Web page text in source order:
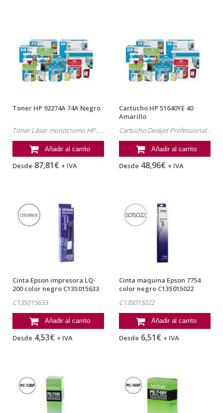
Toner HP 92274A 74A Negro
Tóner Láser monocromo HP , referencia: 92274A
Añadir al carrito
Desde 87,81€ + IVA
Cartucho HP 51640YE 40
Amarillo
Cartucho Deskjet Professional HP , referencia: 51640YE
Añadir al carrito
Desde 48,96€ + IVA
Cinta Epson impresora LQ-
200 color negro C13S015633
C13S015633
Añadir al carrito
Desde 4,53€ + IVA
Cinta maquina Epson 7754
color negro C13S015022
C13S015022
Añadir al carrito
Desde 6,51€ + IVA